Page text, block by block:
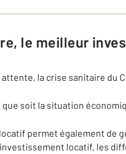
le meilleur
la crise sanitaire du
que soit la situation
permet également de
locatif, les